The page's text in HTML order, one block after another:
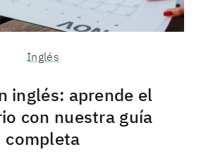
Inglés
inglés: aprende el
con nuestra guía
completa